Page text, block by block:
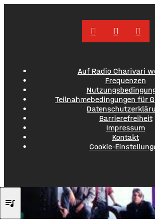
Auf Radio Charivari
Frequenzen
Teilnahmebedingungen für
Barrierefreiheit
Impressum
Kontakt
Cookie-
queue_music